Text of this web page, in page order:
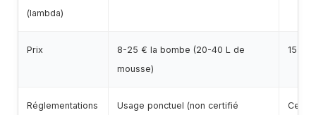
(lambda)
Prix
8-25 € la bombe (20-40 L de
mousse)
15-60
Réglementations
Usage ponctuel (non certifié